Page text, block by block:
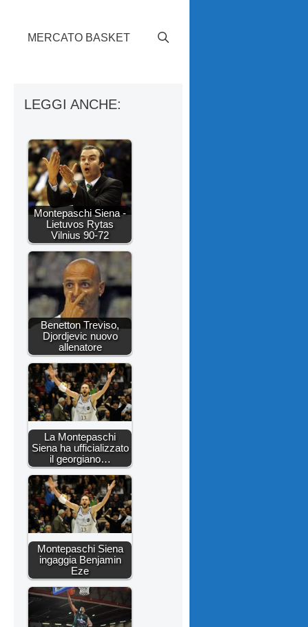
MERCATO BASKET
LEGGI ANCHE:
Montepaschi Siena -
Lietuvos Rytas
Vilnius 90-72
Benetton Treviso,
Djordjevic nuovo
allenatore
La Montepaschi
Siena ha ufficializzato
il georgiano…
Montepaschi Siena
ingaggia Benjamin
Eze